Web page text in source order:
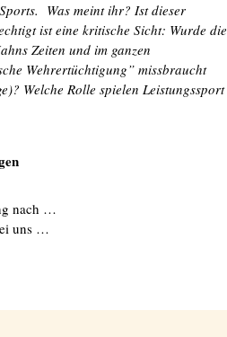
Was meint ihr? Ist dieser
ist eine kritische Sicht: Wurde die
Zeiten und im ganzen
Wehrertüchtigung” missbraucht
Welche Rolle spielen Leistungssport
nach …
uns …